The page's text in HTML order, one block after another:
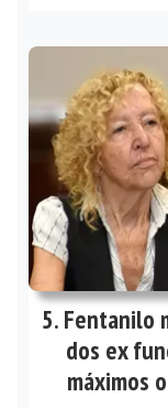
Fentanilo
dos ex
máximos